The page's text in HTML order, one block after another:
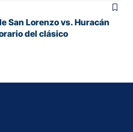
San Lorenzo vs. Huracán
del clásico